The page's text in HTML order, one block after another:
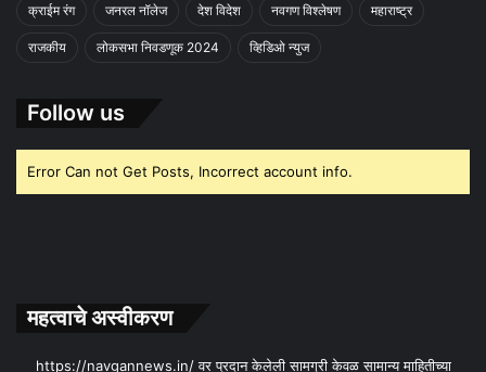
क्राईम रंग जनरल नॉलेज देश विदेश नवगण विश्लेषण महाराष्ट्र
राजकीय लोकसभा निवडणूक 2024 व्हिडिओ न्युज
Follow us
Error Can not Get Posts, Incorrect account info.
महत्वाचे अस्वीकरण
https://navgannews.in/ वर प्रदान केलेली सामग्री केवळ सामान्य माहितीच्या